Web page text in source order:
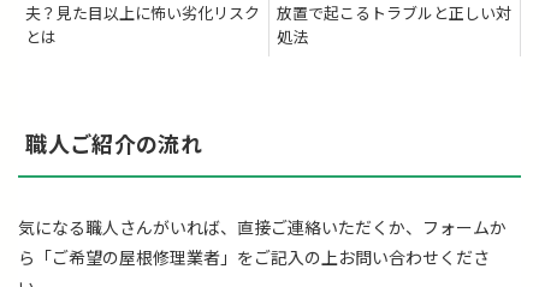
夫？見た目以上に怖い劣化リスク
とは
放置で起こるトラブルと正しい対
処法
職人ご紹介の流れ
気になる職人さんがいれば、直接ご連絡いただくか、フォームか
ら「ご希望の屋根修理業者」をご記入の上お問い合わせくださ